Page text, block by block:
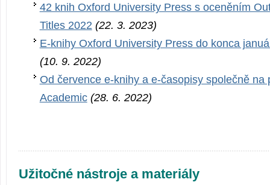
42 knih Oxford University Press s oceněním
Titles 2022 (22. 3. 2023)
E-knihy Oxford University Press do konca
(10. 9. 2022)
Od července e-knihy a e-časopisy společně na
Academic (28. 6. 2022)
Užitočné nástroje a materiály